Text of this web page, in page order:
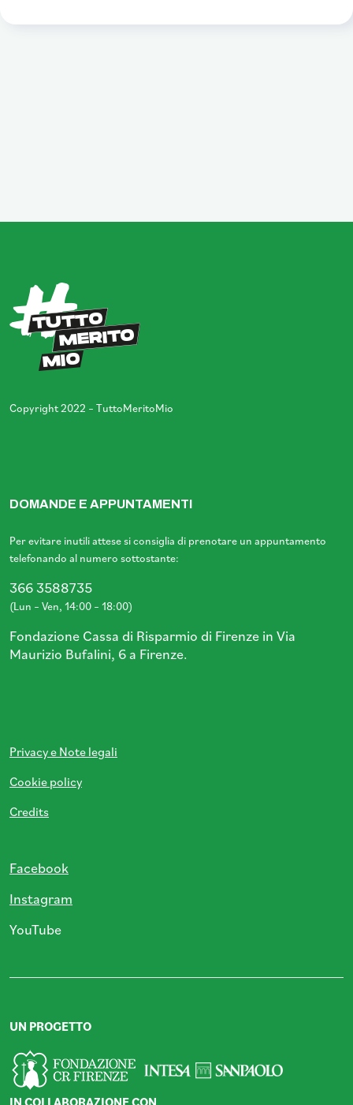
Copyright 2022 – TuttoMeritoMio
DOMANDE E APPUNTAMENTI
Per evitare inutili attese si consiglia di prenotare un appuntamento
telefonando al numero sottostante:
366 3588735
(Lun – Ven, 14:00 – 18:00)
Fondazione Cassa di Risparmio di Firenze in Via
Maurizio Bufalini, 6 a Firenze.
Privacy e Note legali
Cookie policy
Credits
Facebook
Instagram
YouTube
UN PROGETTO